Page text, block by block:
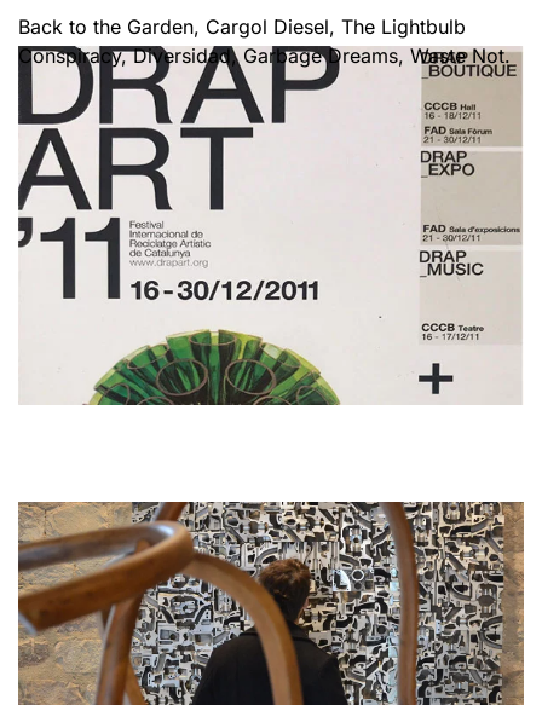
Back to the Garden, Cargol Diesel, The Lightbulb
Conspiracy, Diversidad, Garbage Dreams, Waste Not.